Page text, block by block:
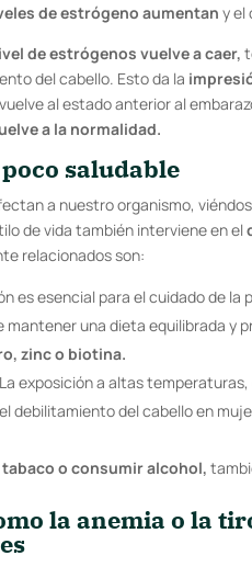
de estrógeno aumentany el
de estrógenos vuelve a caer,
del cabello. Esto da la
al estado anterior al
a la normalidad.
saludable
a nuestro organismo,
de vida también interviene en el
relacionados son:
es esencial para el cuidado de la
mantener una dieta equilibrada y
zinc o biotina.
La exposición a altas
debilitamiento del cabello en
o consumir alcohol,
la anemia o la